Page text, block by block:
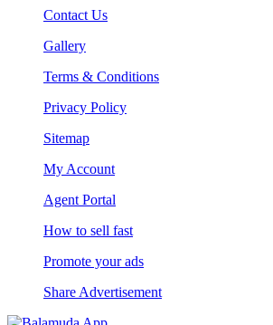
Contact Us
Gallery
Terms & Conditions
Privacy Policy
Sitemap
My Account
Agent Portal
How to sell fast
Promote your ads
Share Advertisement